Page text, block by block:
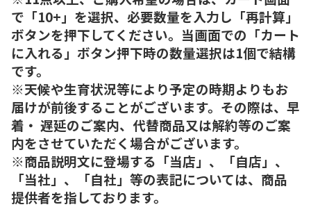
で「10+」を選択、必要数量を入力し「再計算」
ボタンを押下してください。当画面での「カート
に入れる」ボタン押下時の数量選択は1個で結構
です。
※天候や生育状況等により予定の時期よりもお
届けが前後することがございます。その際は、早
着・ 遅延のご案内、代替商品又は解約等のご案
内をさせていただく場合がございます。
※商品説明文に登場する「当店」、「自店」、
「当社」、「自社」等の表記については、商品
提供者を指しております。